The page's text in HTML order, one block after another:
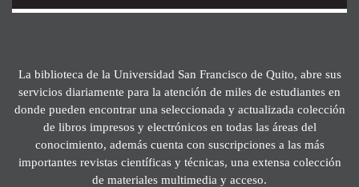
La biblioteca de la Universidad San Francisco de Quito, abre sus
servicios diariamente para la atención de miles de estudiantes en
donde pueden encontrar una seleccionada y actualizada colección
de libros impresos y electrónicos en todas las áreas del
conocimiento, además cuenta con suscripciones a las más
importantes revistas científicas y técnicas, una extensa colección
de materiales multimedia y acceso.